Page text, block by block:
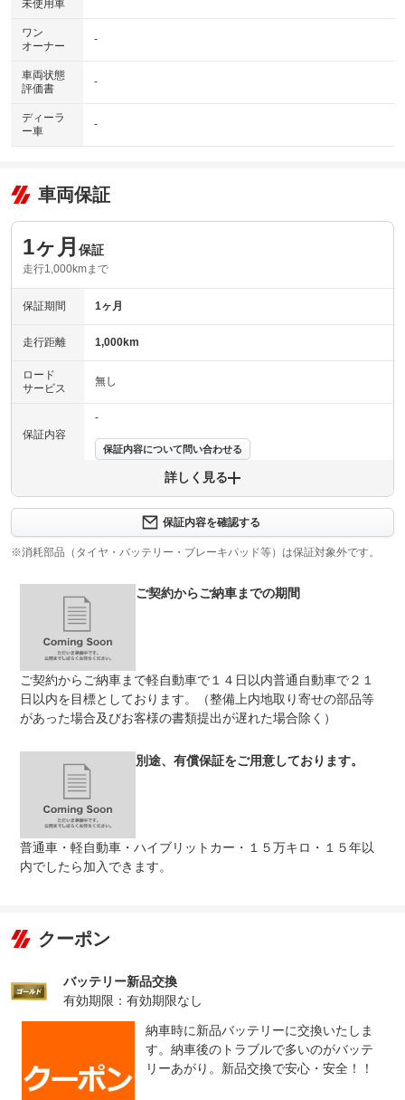
未使用車
ワン
オーナー
-
車両状態
評価書
-
ディーラ
ー車
-
車両保証
1ヶ月 保証
走行1,000kmまで
保証期間 1ヶ月
走行距離 1,000km
ロード
サービス
無し
保証内容
-
保証内容について問い合わせる
上限金額
受付先
法定整備
整備付 法定12ヶ月または法定24ヶ月点検整備付
※車検なし・車検整備付の場合は法定24ヶ月点検整備付
※商用車は6ヶ月または12ヶ月点検整備付
法定１２ヶ月又は２４ヶ月点検実施！バッテリー交換、オ
備です。
詳しく見る
保証内容を確認する
※消耗部品（タイヤ・バッテリー・ブレーキパッド等）は保証対象外です。
ご契約からご納車までの期間
ご契約からご納車まで軽自動車で１４日以内普通自動車で２１
日以内を目標としております。（整備上内地取り寄せの部品等
があった場合及びお客様の書類提出が遅れた場合除く）
別途、有償保証をご用意しております。
普通車・軽自動車・ハイブリットカー・１５万キロ・１５年以
内でしたら加入できます。
クーポン
バッテリー新品交換
有効期限：有効期限なし
納車時に新品バッテリーに交換いたしま
す。納車後のトラブルで多いのがバッテ
リーあがり。新品交換で安心・安全！！